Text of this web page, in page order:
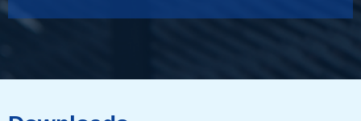
Selecteer
Artikelnummer